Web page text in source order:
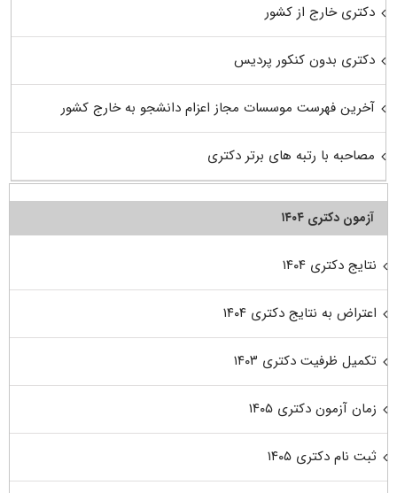
دکتری خارج از کشور
دکتری بدون کنکور پردیس
آخرین فهرست موسسات مجاز اعزام دانشجو به خارج کشور
مصاحبه با رتبه های برتر دکتری
آزمون دکتری ۱۴۰۴
نتایج دکتری ۱۴۰۴
اعتراض به نتایج دکتری ۱۴۰۴
تکمیل ظرفیت دکتری ۱۴۰۳
زمان آزمون دکتری ۱۴۰۵
ثبت نام دکتری ۱۴۰۵